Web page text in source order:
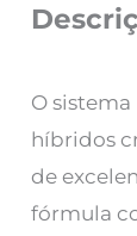
O
híbridos
de
fórmula